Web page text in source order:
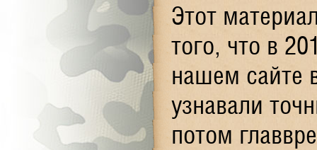
Этот
того, что в
нашем сайте
узнавали
потом